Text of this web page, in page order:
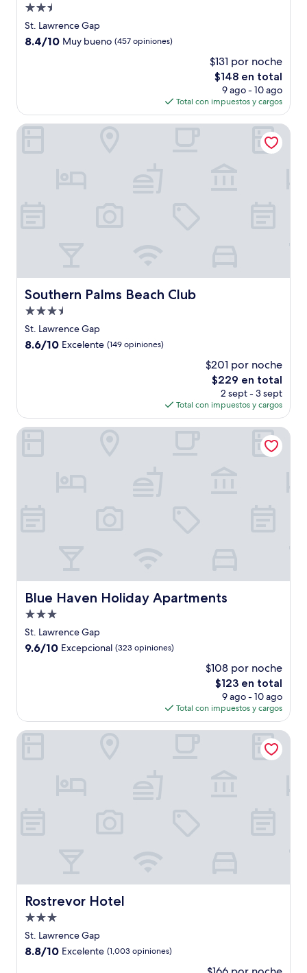
Propiedad
de
2.5
St. Lawrence Gap
8.4
opiniones)
8.4/10 Muy bueno (457 opiniones)
$131 por noche
El
precio
actual
es
de
$148 en total
9 ago - 10 ago
Total con impuestos y cargos
Southern Palms Beach Club
Southern Palms Beach Club
Propiedad
de
3.5
St. Lawrence Gap
8.6
8.6/10 Excelente (149 opiniones)
$201 por noche
El
precio
actual
es
de
$229 en total
2 sept - 3 sept
Total con impuestos y cargos
Southern Palms Beach Club
Blue Haven Holiday Apartments
Blue Haven Holiday Apartments
Propiedad
de
3.0
St. Lawrence Gap
9.6
9.6/10 Excepcional (323 opiniones)
$108 por noche
El
precio
actual
es
de
$123 en total
9 ago - 10 ago
Total con impuestos y cargos
Blue Haven Holiday Apartments
Rostrevor Hotel
Rostrevor Hotel
Propiedad
de
3.0
St. Lawrence Gap
8.8
8.8/10 Excelente (1,003 opiniones)
Rostrevor Hotel